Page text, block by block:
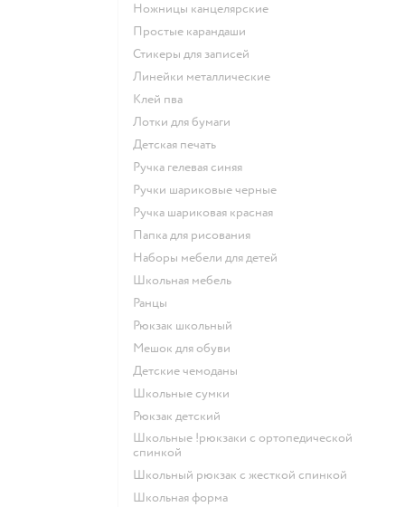
Ножницы канцелярские
Простые карандаши
Стикеры для записей
Линейки металлические
Клей пва
Лотки для бумаги
Детская печать
Ручка гелевая синяя
Ручки шариковые черные
Ручка шариковая красная
Папка для рисования
Наборы мебели для детей
Школьная мебель
Ранцы
Рюкзак школьный
Мешок для обуви
Детские чемоданы
Школьные сумки
Рюкзак детский
Школьные !рюкзаки с ортопедической
спинкой
Школьный рюкзак с жесткой спинкой
Школьная форма